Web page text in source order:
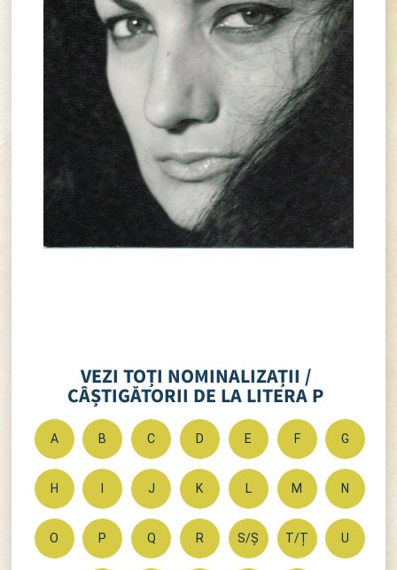
VEZI TOȚI NOMINALIZAȚII /
CÂȘTIGĂTORII DE LA LITERA P
A B C D E F G
H J K L M N
O P Q R S/Ș T/Ț U